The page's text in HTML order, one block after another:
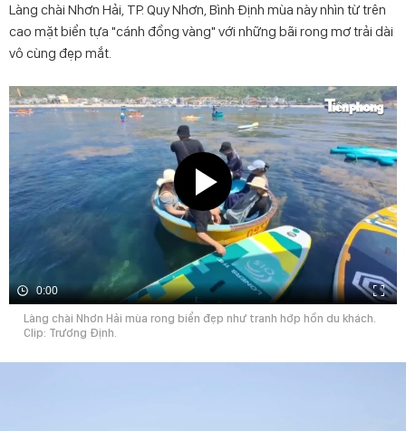
Làng chài Nhơn Hải, TP. Quy Nhơn, Bình Định mùa này nhìn từ trên
cao mặt biển tựa "cánh đồng vàng" với những bãi rong mơ trải dài
vô cùng đẹp mắt.
0:00
Làng chài Nhơn Hải mùa rong biển đẹp như tranh hớp hồn du khách.
Clip: Trương Định.